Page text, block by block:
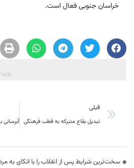
خراسان جنوبی فعال است.
قبلی
تبدیل بقاع متبرکه به قطب فرهنگی
سخت‌ترین شرایط پس از انقلاب را با اتکای به